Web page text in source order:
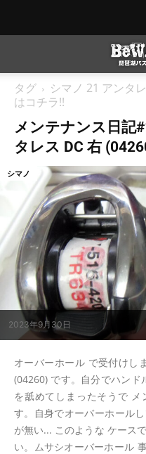
タグ
シマノ 21 アンタ
はコチラ!!
メンテナンス日記
タレス DC 右
2023年9月30日
シマノ
オーバーホール で受付けし
(04260) です。自分でハン
を舐めてしまったそうで
す。自身でオーバーホール
が無い... このような ケース
い。ムサシオーバーホール